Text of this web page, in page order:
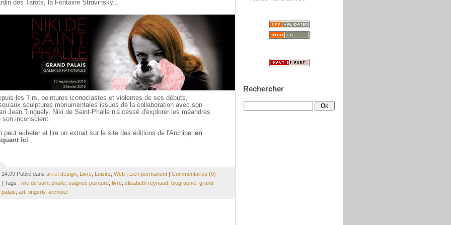
Rechercher
des Tarots, la Fontaine Stravinsky...
les Tirs, peintures iconoclastes et violentes de ses débuts,
sculptures monumentales issues de la collaboration avec son
Jean Tinguely, Niki de Saint-Phalle n'a cessé d'explorer les méandres
son inconscient.
peut acheter et lire un extrait sur le site des éditions de l'Archipel en
ici
14:09 Publié dans art et design, Livre, Loisirs Web| Lien permanent| Commentaires (0)
| Tags : niki de saint phalle, saigner, peinture, livre, elisabeth reynaud biographie, grand
palais art, tingerly, archipel